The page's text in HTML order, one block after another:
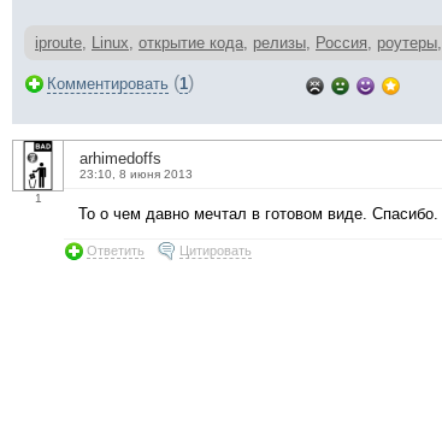
iproute, Linux, открытие кода, релизы, Россия, роутеры,
Комментировать (1)
1
arhimedoffs
23:10, 8 июня 2013
То о чем давно мечтал в готовом виде. Спасибо.
Ответить Цитировать